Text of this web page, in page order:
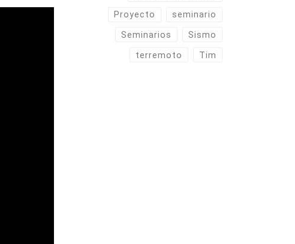
Proyecto seminario
Seminarios Sismo
terremoto Tim